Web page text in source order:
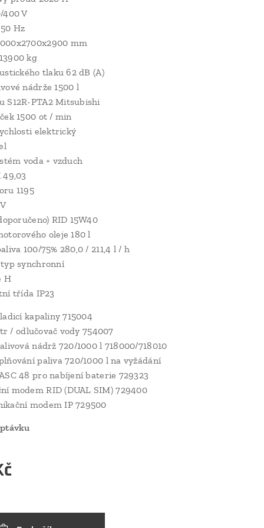
400 V
Hz
mm
kg
tlaku 62 dB (A)
nádrže 1500 l
S12R-PTA2 Mitsubishi
1500 ot / min
elektrický
voda + vzduch
1195
RID 15W40
oleje 180 l
100/75% 280,0 / 211,4 l / h
synchronní
H
třída IP23
kapaliny 715004
/ odlučovač vody 754007
nádrž 720/1000 l 718000/718010
paliva 720/1000 l na vyžádání
48 pro nabíjení baterie 729323
modem RID (DUAL SIM) 729400
modem IP 729500